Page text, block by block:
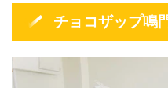
チョコザップ鳴